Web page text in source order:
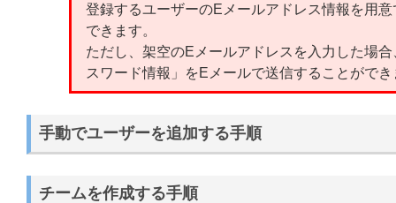
登録するユーザーのEメールアドレス情報を用
できます。
ただし、架空のEメールアドレスを入力した場
スワード情報」をEメールで送信することがで
手動でユーザーを追加する手順
チームを作成する手順